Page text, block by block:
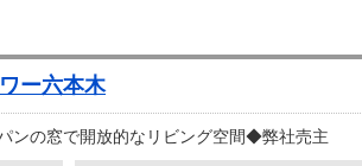
ー六本木
ンの窓で開放的なリビング空間◆弊社売主